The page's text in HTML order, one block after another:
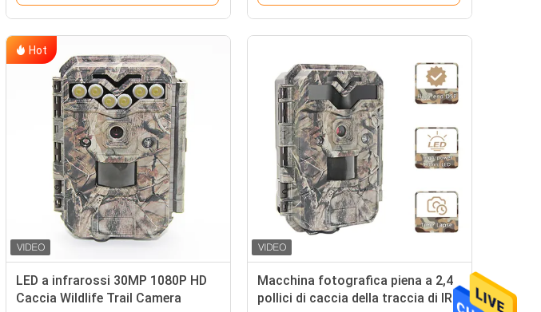
Hot
LED a infrarossi 30MP 1080P HD
Caccia Wildlife Trail Camera
Macchina fotografica piena a 2,4
pollici di caccia della traccia di IR